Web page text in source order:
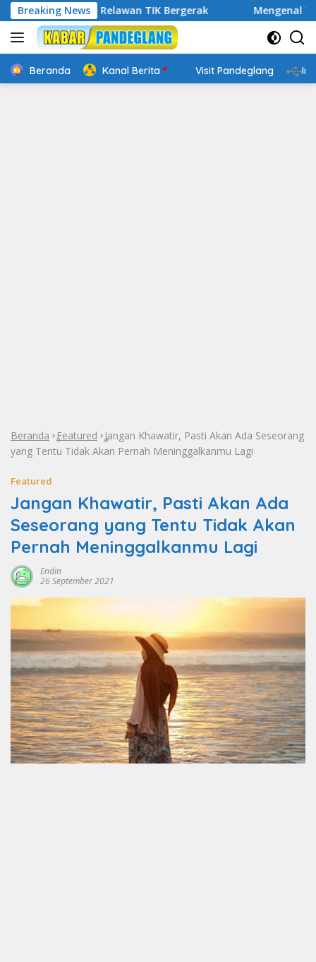
Langsung
ke
konten
Breaking News
Relawan TIK Bergerak Mengenal Website
Beranda Kanal Berita Visit Pandeglang
Beranda »Featured »Jangan Khawatir, Pasti Akan Ada Seseorang
yang Tentu Tidak Akan Pernah Meninggalkanmu Lagi
Featured
Jangan Khawatir, Pasti Akan Ada
Seseorang yang Tentu Tidak Akan
Pernah Meninggalkanmu Lagi
Endin
26 September 2021